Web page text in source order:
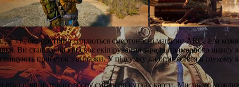
де з небес постійно сиплються смертоносні машини ARC, а за
Ви ставите на кін своє екіпірування заради примарного шансу
прибуток з вилазки. У підсумку ви опиняєтеся в глухому
принизливого збору сміття по кутках карти. Ми даємо